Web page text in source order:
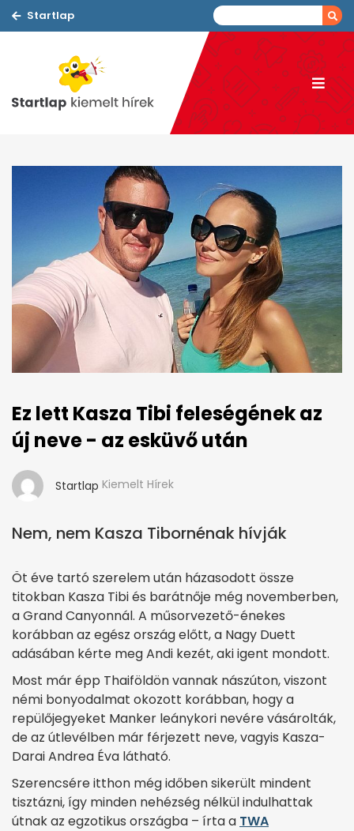
Startlap
Ez lett Kasza Tibi feleségének az
új neve - az esküvő után
Startlap Kiemelt Hírek
Nem, nem Kasza Tibornénak hívják
Öt éve tartó szerelem után házasodott össze
titokban Kasza Tibi és barátnője még novemberben,
a Grand Canyonnál. A műsorvezető-énekes
korábban az egész ország előtt, a Nagy Duett
adásában kérte meg Andi kezét, aki igent mondott.
Most már épp Thaiföldön vannak nászúton, viszont
némi bonyodalmat okozott korábban, hogy a
repülőjegyeket Manker leánykori nevére vásárolták,
de az útlevélben már férjezett neve, vagyis Kasza-
Darai Andrea Éva látható.
Szerencsére itthon még időben sikerült mindent
tisztázni, így minden nehézség nélkül indulhattak
útnak az egzotikus országba – írta a TWA